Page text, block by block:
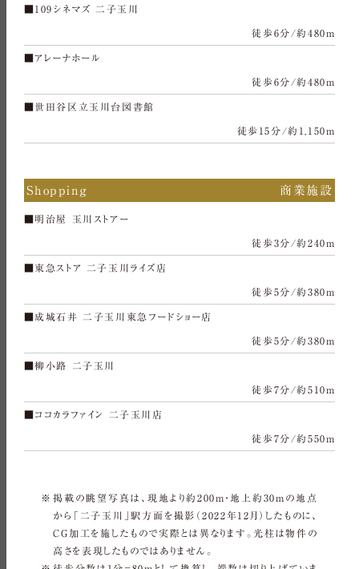
■109シネマズ 二子玉川
徒歩6分/約480m
■アレーナホール
徒歩6分/約480m
■世田谷区立玉川台図書館
徒歩15分/約1,150m
Shopping 商業施設
■明治屋 玉川ストアー
徒歩3分/約240m
■東急ストア 二子玉川ライズ店
徒歩5分/約380m
■成城石井 二子玉川東急フードショー店
徒歩5分/約380m
■柳小路 二子玉川
徒歩7分/約510m
■ココカラファイン 二子玉川店
徒歩7分/約550m
掲載の眺望写真は、現地より約200m・地上約30mの地点
から「二子玉川」駅方面を撮影（2022年12月）したものに、
CG加工を施したもので実際とは異なります。光柱は物件の
高さを表現したものではありません。